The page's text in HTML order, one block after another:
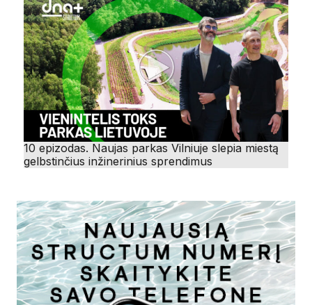
10 epizodas. Naujas parkas Vilniuje slepia miestą
gelbstinčius inžinerinius sprendimus